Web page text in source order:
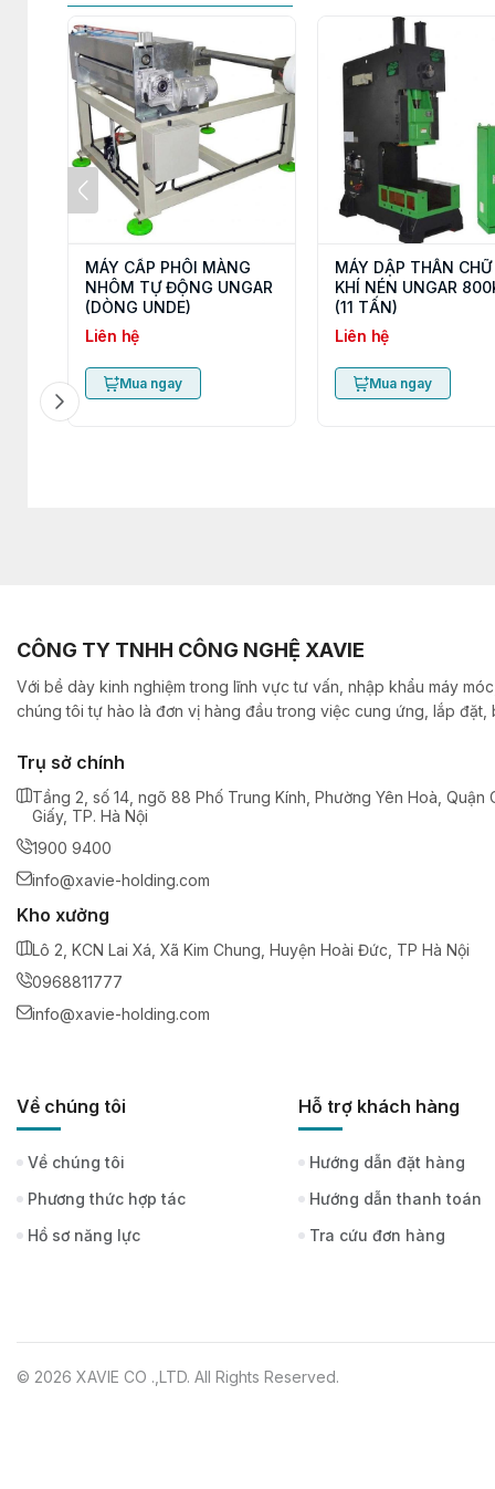
MÁY CẤP PHÔI MÀNG
NHÔM TỰ ĐỘNG UNGAR
(DÒNG UNDE)
Liên hệ
Mua ngay
MÁY DẬP THÂN CHỮ
KHÍ NÉN UNGAR
(11 TẤN)
Liên hệ
Mua ngay
CÔNG TY TNHH CÔNG NGHỆ XAVIE
Với bề dày kinh nghiệm trong lĩnh vực tư vấn, nhập khẩu máy
chúng tôi tự hào là đơn vị hàng đầu trong việc cung ứng, lắp đặt,
Trụ sở chính
Tầng 2, số 14, ngõ 88 Phố Trung Kính, Phường Yên Hoà, Quận
Giấy, TP. Hà Nội
1900 9400
info@xavie-holding.com
Kho xưởng
Lô 2, KCN Lai Xá, Xã Kim Chung, Huyện Hoài Đức, TP Hà Nội
0968811777
info@xavie-holding.com
Về chúng tôi
Về chúng tôi
Phương thức hợp tác
Hồ sơ năng lực
Hỗ trợ khách hàng
Hướng dẫn đặt hàng
Hướng dẫn thanh toán
Tra cứu đơn hàng
© 2026 XAVIE CO .,LTD. All Rights Reserved.